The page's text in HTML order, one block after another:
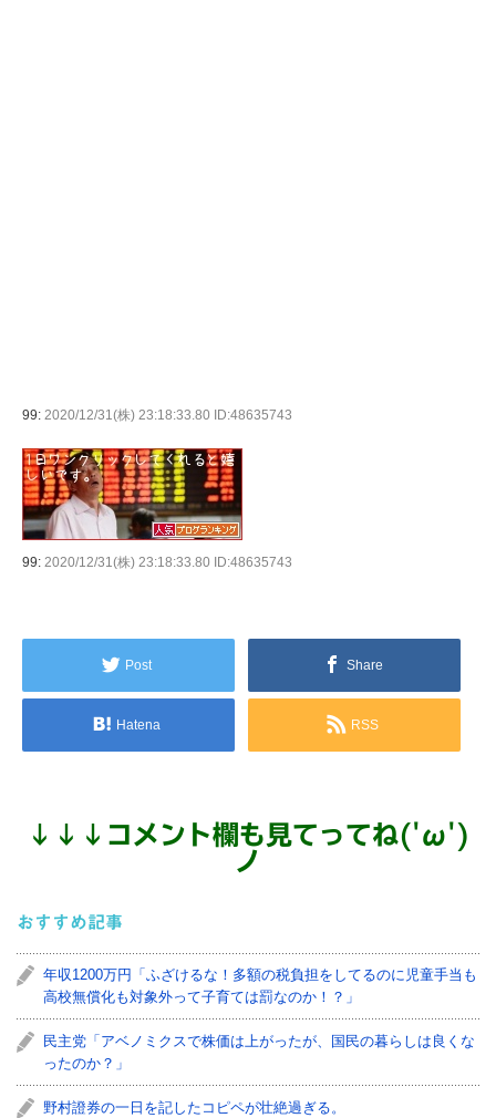
99: 2020/12/31(株) 23:18:33.80 ID:48635743
99: 2020/12/31(株) 23:18:33.80 ID:48635743
Post Share
Hatena RSS
↓ ↓ ↓ コメント欄も見てってね('ω')
ノ
おすすめ記事
年収1200万円「ふざけるな！多額の税負担をしてるのに児童手当も
高校無償化も対象外って子育ては罰なのか！？」
民主党「アベノミクスで株価は上がったが、国民の暮らしは良くな
ったのか？」
野村證券の一日を記したコピペが壮絶過ぎる。